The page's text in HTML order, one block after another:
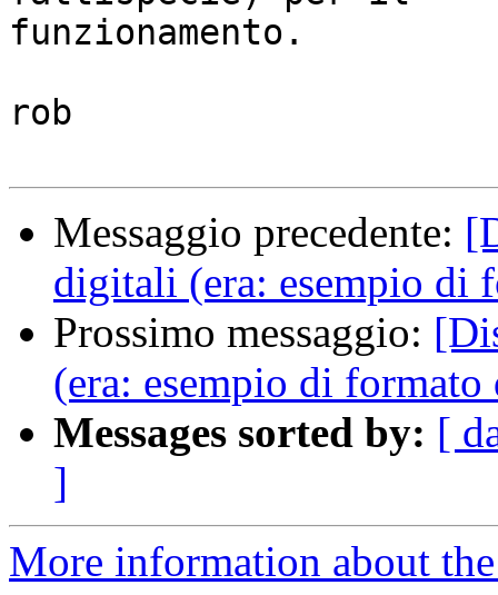
funzionamento.
rob
Messaggio precedente:
digitali (era: esempio di
Prossimo messaggio:
(era: esempio di
Messages sorted by: [
]
More information about